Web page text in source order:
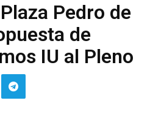
Pedro de
de
IU al Pleno